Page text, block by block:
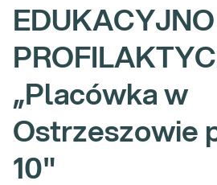
„Placówka w
Ostrzeszowie
10"